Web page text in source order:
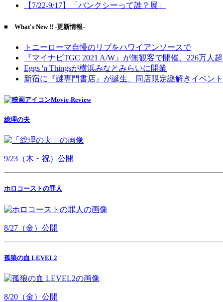
【7/22-9/17】「バンクシーって誰？展」
■ What's New !! -更新情報-
トニーローマ自慢のリブをハワイアンソースで
『マイナビTGC 2021 A/W』が無観客で開催、226万人
Eggs 'n Thingsが横浜みなとみらいに開業
新宿に『謎専門書店』が誕生、同店限定謎解きイベン
Movie-Review
総理の夫
9/23（木・祝）公開
ホロコーストの罪人
8/27（金）公開
孤狼の血 LEVEL2
8/20（金）公開